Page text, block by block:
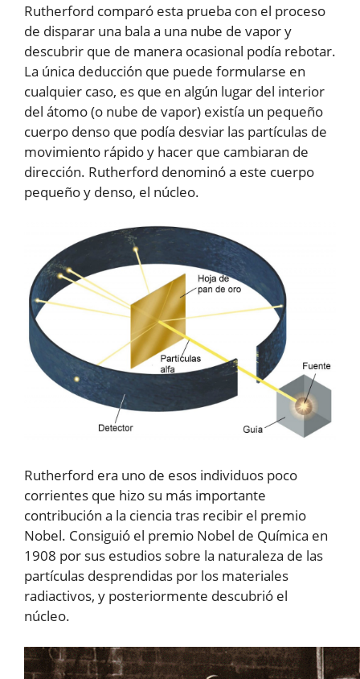
Rutherford comparó esta prueba con el proceso
de disparar una bala a una nube de vapor y
descubrir que de manera ocasional podía rebotar.
La única deducción que puede formularse en
cualquier caso, es que en algún lugar del interior
del átomo (o nube de vapor) existía un pequeño
cuerpo denso que podía desviar las partículas de
movimiento rápido y hacer que cambiaran de
dirección. Rutherford denominó a este cuerpo
pequeño y denso, el núcleo.
Rutherford era uno de esos individuos poco
corrientes que hizo su más importante
contribución a la ciencia tras recibir el premio
Nobel. Consiguió el premio Nobel de Química en
1908 por sus estudios sobre la naturaleza de las
partículas desprendidas por los materiales
radiactivos, y posteriormente descubrió el
núcleo.